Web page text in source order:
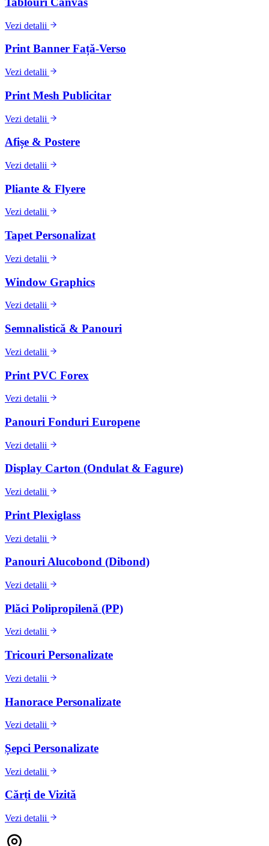
Vezi detalii
Print Banner Față-Verso
Vezi detalii
Print Mesh Publicitar
Vezi detalii
Afișe & Postere
Vezi detalii
Pliante & Flyere
Vezi detalii
Tapet Personalizat
Vezi detalii
Window Graphics
Vezi detalii
Semnalistică & Panouri
Vezi detalii
Print PVC Forex
Vezi detalii
Panouri Fonduri Europene
Vezi detalii
Display Carton (Ondulat & Fagure)
Vezi detalii
Print Plexiglass
Vezi detalii
Panouri Alucobond (Dibond)
Vezi detalii
Plăci Polipropilenă (PP)
Vezi detalii
Tricouri Personalizate
Vezi detalii
Hanorace Personalizate
Vezi detalii
Șepci Personalizate
Vezi detalii
Cărți de Vizită
Vezi detalii